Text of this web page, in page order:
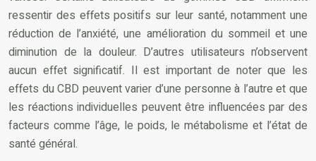
ressentir des effets positifs sur leur santé, notamment une
réduction de l’anxiété, une amélioration du sommeil et une
diminution de la douleur. D’autres utilisateurs n’observent
aucun effet significatif. Il est important de noter que les
effets du CBD peuvent varier d’une personne à l’autre et que
les réactions individuelles peuvent être influencées par des
facteurs comme l’âge, le poids, le métabolisme et l’état de
santé général.